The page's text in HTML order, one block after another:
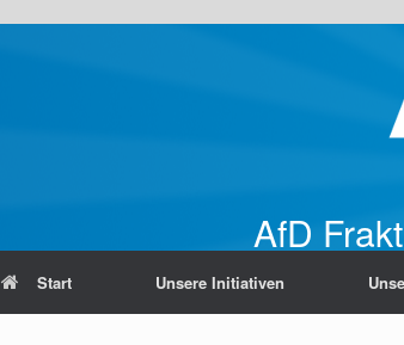
AfD
Start Unsere Initiativen